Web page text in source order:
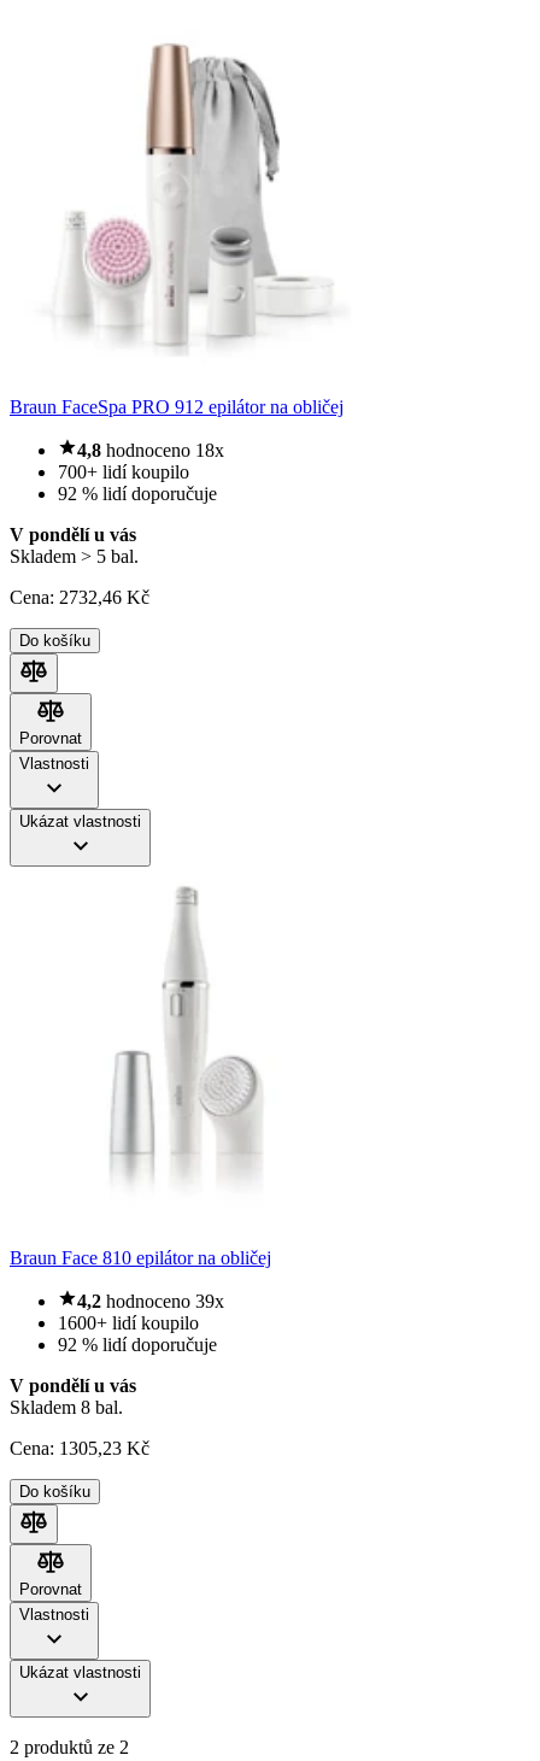
Braun FaceSpa PRO 912 epilátor na obličej
4,8 hodnoceno 18x
700+ lidí koupilo
92 % lidí doporučuje
V pondělí u vás
Skladem > 5 bal.
Cena: 2732,46 Kč
Do košíku
Porovnat
Porovnat
Vlastnosti
Ukázat vlastnosti
Braun Face 810 epilátor na obličej
4,2 hodnoceno 39x
1600+ lidí koupilo
92 % lidí doporučuje
V pondělí u vás
Skladem 8 bal.
Cena: 1305,23 Kč
Do košíku
Porovnat
Porovnat
Vlastnosti
Ukázat vlastnosti
2 produktů ze 2